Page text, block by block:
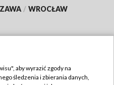
/ WROCŁAW
aby wyrazić zgody na
śledzenia i zbierania danych,